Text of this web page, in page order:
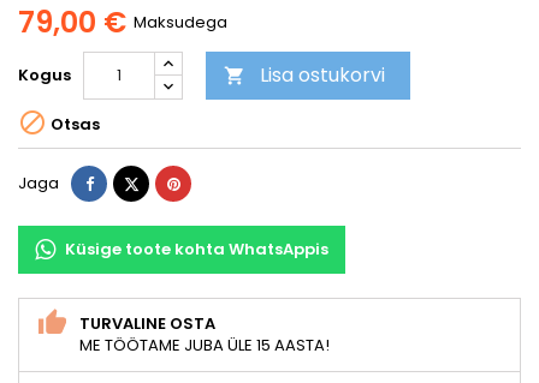
79,00 € Maksudega
Kogus  Lisa ostukorvi
 Otsas
Jaga Jaga TweetPinterest
Küsige toote kohta WhatsAppis
TURVALINE OSTA
ME TÖÖTAME JUBA ÜLE 15 AASTA!